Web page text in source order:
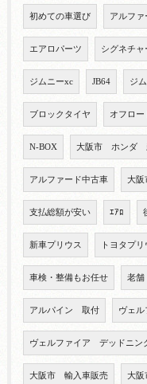
初めての車選び アルファ
エアロパーツ シグネチャ
ジムニーxc JB64 ジ
ブロックタイヤ オフロー
N-BOX 大阪市 ホンダ
アルファード中古車 大阪
支払総額が安い ｴｱﾛ
新車プリウス トヨタプリ
車検・整備もお任せ 老
アルパイン 取付 ヴェ
ヴェルファイア デッドニン
大阪市 輸入車販売 大